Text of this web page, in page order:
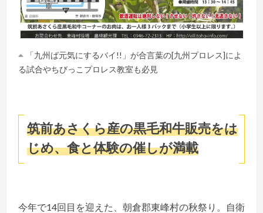
「九州ば元気にするバイ!!」が合言葉の[九州プロレス]によ
る試合やちびっこプロレス教室も必見
筑前あさくら産の黒毛和牛販売をは
じめ、食と体験の催しが満載
今年で14回目を迎えた、朝倉郡東峰村の秋祭り。自衛